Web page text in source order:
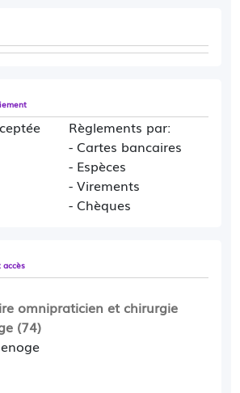
Règlements par:
- Cartes bancaires
- Espèces
- Virements
- Chèques
omnipraticien et chirurgie
(74)